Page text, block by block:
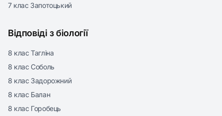
7 клас Запотоцький
Відповіді з біології
8 клас Тагліна
8 клас Соболь
8 клас Задорожний
8 клас Балан
8 клас Горобець